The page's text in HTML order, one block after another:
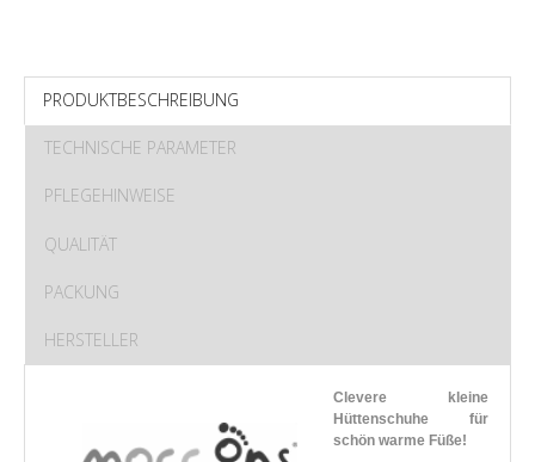
PRODUKTBESCHREIBUNG
TECHNISCHE PARAMETER
PFLEGEHINWEISE
QUALITÄT
PACKUNG
HERSTELLER
Clevere kleine
Hüttenschuhe für
schön warme Füße!